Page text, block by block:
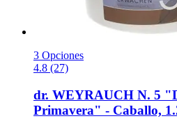
3 Opciones
4.8 (27)
dr. WEYRAUCH N. 5
Primavera" -​ Caballo,